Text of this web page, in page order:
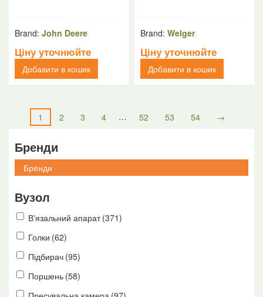
Brand: John Deere
Ціну уточнюйте
Добавити в кошик
Brand: Welger
Ціну уточнюйте
Добавити в кошик
1 2 3 4 … 52 53 54 →
Бренди
Вузол
В'язальний апарат (371)
Голки (62)
Підбирач (95)
Поршень (58)